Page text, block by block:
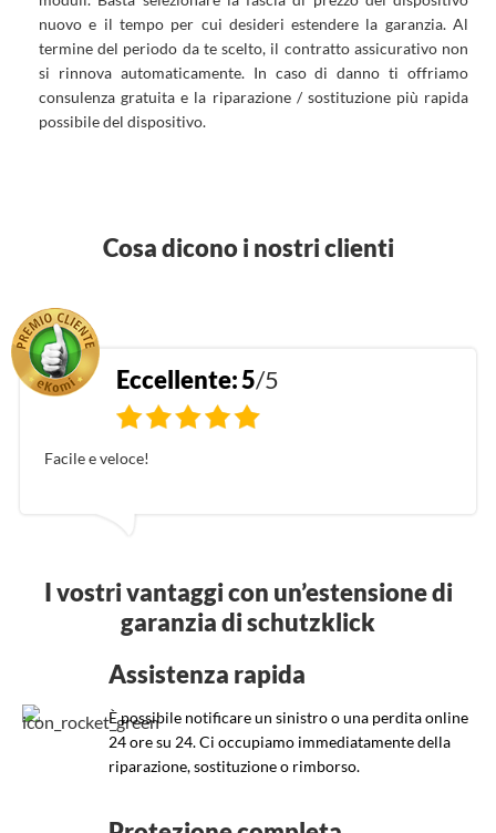
nuovo e il tempo per cui desideri estendere la garanzia. Al
termine del periodo da te scelto, il contratto assicurativo non
si rinnova automaticamente. In caso di danno ti offriamo
consulenza gratuita e la riparazione / sostituzione più rapida
possibile del dispositivo.
Cosa dicono i nostri clienti
>
Eccellente:5/5
Facile e veloce!
I vostri vantaggi con un’estensione di
garanzia di schutzklick
Assistenza rapida
È possibile notificare un sinistro o una perdita online
24 ore su 24. Ci occupiamo immediatamente della
riparazione, sostituzione o rimborso.